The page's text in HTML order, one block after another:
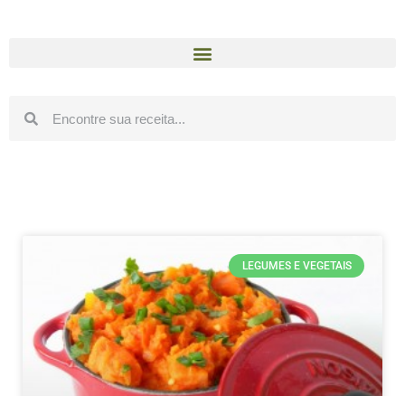
LEGUMES E VEGETAIS